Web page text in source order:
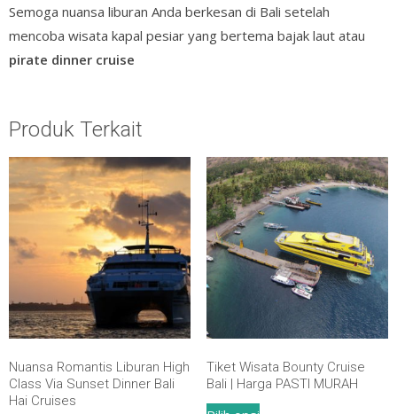
Semoga nuansa liburan Anda berkesan di Bali setelah
mencoba wisata kapal pesiar yang bertema bajak laut atau
pirate dinner cruise
Produk Terkait
Nuansa Romantis Liburan High
Class Via Sunset Dinner Bali
Hai Cruises
Tiket Wisata Bounty Cruise
Bali | Harga PASTI MURAH
Produk